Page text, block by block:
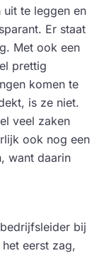
te leggen en
Er staat
Met ook een
prettig
komen te
is ze niet.
veel zaken
ook nog een
want daarin
bij
eerst zag,